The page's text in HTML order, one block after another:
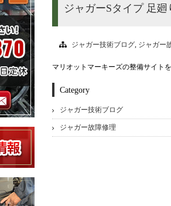
ジャガーSタイプ 足廻
ジャガー技術ブログ, ジャガー
マリオットマーキーズの整備サイト
Category
ジャガー技術ブログ
ジャガー故障修理